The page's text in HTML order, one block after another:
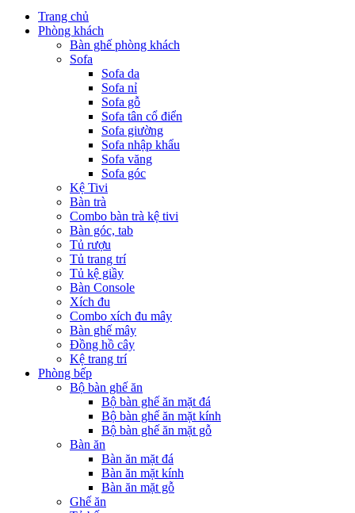
Trang chủ
Phòng khách
Bàn ghế phòng khách
Sofa
Sofa da
Sofa nỉ
Sofa gỗ
Sofa tân cổ điển
Sofa giường
Sofa nhập khẩu
Sofa văng
Sofa góc
Kệ Tivi
Bàn trà
Combo bàn trà kệ tivi
Bàn góc, tab
Tủ rượu
Tủ trang trí
Tủ kệ giầy
Bàn Console
Xích đu
Combo xích đu mây
Bàn ghế mây
Đồng hồ cây
Kệ trang trí
Phòng bếp
Bộ bàn ghế ăn
Bộ bàn ghế ăn mặt đá
Bộ bàn ghế ăn mặt kính
Bộ bàn ghế ăn mặt gỗ
Bàn ăn
Bàn ăn mặt đá
Bàn ăn mặt kính
Bàn ăn mặt gỗ
Ghế ăn